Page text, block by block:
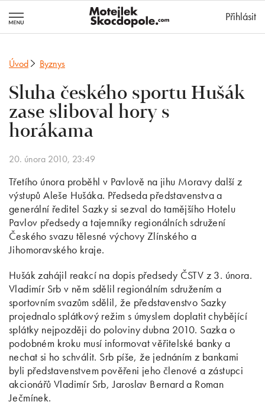
Přihlásit
Úvod Byznys
Sluha českého sportu Hušák
zase sliboval hory s
horákama
20. února 2010, 23:49
Třetího února proběhl v Pavlově na jihu Moravy další z
výstupů Aleše Hušáka. Předseda představenstva a
generální ředitel Sazky si sezval do tamějšího Hotelu
Pavlov předsedy a tajemníky regionálních sdružení
Českého svazu tělesné výchovy Zlínského a
Jihomoravského kraje.
Hušák zahájil reakcí na dopis předsedy ČSTV z 3. února.
Vladimír Srb v něm sdělil regionálním sdružením a
sportovním svazům sdělil, že představenstvo Sazky
projednalo splátkový režim s úmyslem doplatit chybějící
splátky nejpozději do poloviny dubna 2010. Sazka o
podobném kroku musí informovat věřitelské banky a
nechat si ho schválit. Srb píše, že jednáním z bankami
byli představenstvem pověřeni jeho členové a zástupci
akcionářů Vladimír Srb, Jaroslav Bernard a Roman
Ječmínek.